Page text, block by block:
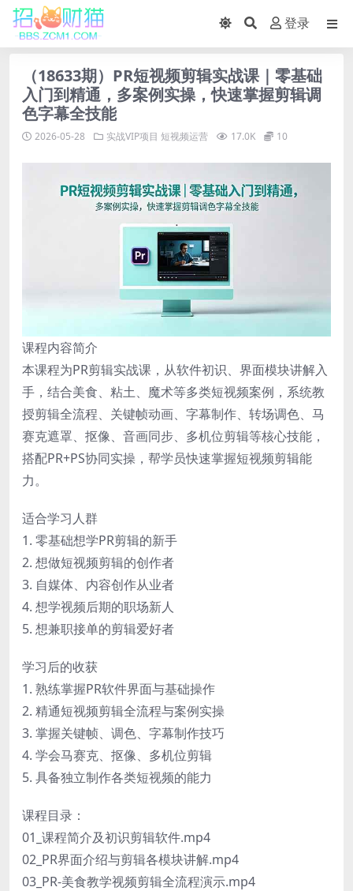
登录
（18633期）PR短视频剪辑实战课｜零基础
入门到精通，多案例实操，快速掌握剪辑调
色字幕全技能
2026-05-28 实战VIP项目 短视频运营 17.0K 10
课程内容简介
本课程为PR剪辑实战课，从软件初识、界面模块讲解入
手，结合美食、粘土、魔术等多类短视频案例，系统教
授剪辑全流程、关键帧动画、字幕制作、转场调色、马
赛克遮罩、抠像、音画同步、多机位剪辑等核心技能，
搭配PR+PS协同实操，帮学员快速掌握短视频剪辑能
力。
适合学习人群
1. 零基础想学PR剪辑的新手
2. 想做短视频剪辑的创作者
3. 自媒体、内容创作从业者
4. 想学视频后期的职场新人
5. 想兼职接单的剪辑爱好者
学习后的收获
1. 熟练掌握PR软件界面与基础操作
2. 精通短视频剪辑全流程与案例实操
3. 掌握关键帧、调色、字幕制作技巧
4. 学会马赛克、抠像、多机位剪辑
5. 具备独立制作各类短视频的能力
课程目录：
01_课程简介及初识剪辑软件.mp4
02_PR界面介绍与剪辑各模块讲解.mp4
03_PR-美食教学视频剪辑全流程演示.mp4